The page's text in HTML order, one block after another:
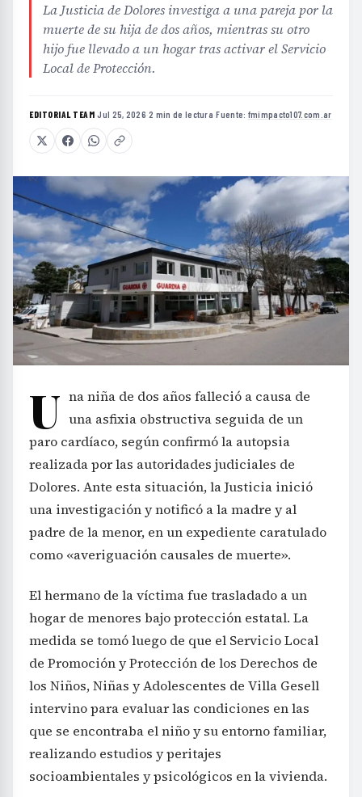
La Justicia de Dolores investiga a una pareja por la
muerte de su hija de dos años, mientras su otro
hijo fue llevado a un hogar tras activar el Servicio
Local de Protección.
EDITORIAL TEAM·Jul 25, 2026·2 min de lectura·Fuente: fmimpacto107.com.ar
U na niña de dos años falleció a causa de
una asfixia obstructiva seguida de un
paro cardíaco, según confirmó la autopsia
realizada por las autoridades judiciales de
Dolores. Ante esta situación, la Justicia inició
una investigación y notificó a la madre y al
padre de la menor, en un expediente caratulado
como «averiguación causales de muerte».
El hermano de la víctima fue trasladado a un
hogar de menores bajo protección estatal. La
medida se tomó luego de que el Servicio Local
de Promoción y Protección de los Derechos de
los Niños, Niñas y Adolescentes de Villa Gesell
intervino para evaluar las condiciones en las
que se encontraba el niño y su entorno familiar,
realizando estudios y peritajes
socioambientales y psicológicos en la vivienda.